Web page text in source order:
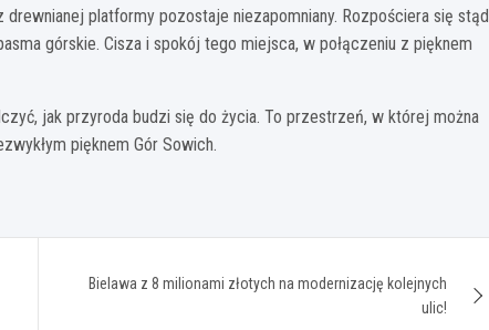
platformy pozostaje niezapomniany. Rozpościera się stąd
górskie. Cisza i spokój tego miejsca, w połączeniu z pięknem
jak przyroda budzi się do życia. To przestrzeń, w której można
pięknem Gór Sowich.
Bielawa z 8 milionami złotych na modernizację kolejnych
ulic!